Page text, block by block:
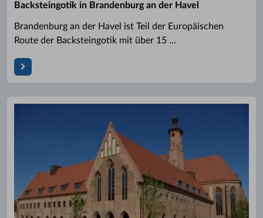
Backsteingotik in Brandenburg an der Havel
Brandenburg an der Havel ist Teil der Europäischen
Route der Backsteingotik mit über 15 ...